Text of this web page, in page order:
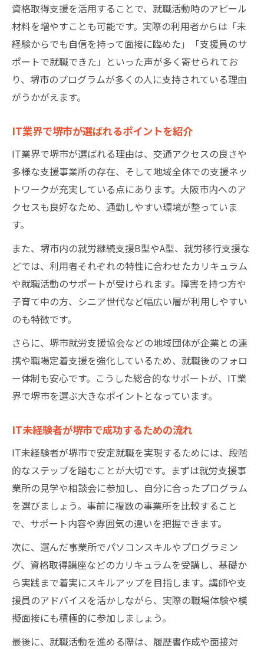
資格取得支援を活用することで、就職活動時のアピール
材料を増やすことも可能です。実際の利用者からは「未
経験からでも自信を持って面接に臨めた」「支援員のサ
ポートで就職できた」といった声が多く寄せられてお
り、堺市のプログラムが多くの人に支持されている理由
がうかがえます。
IT業界で堺市が選ばれるポイントを紹介
IT業界で堺市が選ばれる理由は、交通アクセスの良さや
多様な支援事業所の存在、そして地域全体での支援ネッ
トワークが充実している点にあります。大阪市内へのア
クセスも良好なため、通勤しやすい環境が整っていま
す。
また、堺市内の就労継続支援B型やA型、就労移行支援な
どでは、利用者それぞれの特性に合わせたカリキュラム
や就職活動のサポートが受けられます。障害を持つ方や
子育て中の方、シニア世代など幅広い層が利用しやすい
のも特徴です。
さらに、堺市就労支援協会などの地域団体が企業との連
携や職場定着支援を強化しているため、就職後のフォロ
ー体制も安心です。こうした総合的なサポートが、IT業
界で堺市を選ぶ大きなポイントとなっています。
IT未経験者が堺市で成功するための流れ
IT未経験者が堺市で安定就職を実現するためには、段階
的なステップを踏むことが大切です。まずは就労支援事
業所の見学や相談会に参加し、自分に合ったプログラム
を選びましょう。事前に複数の事業所を比較すること
で、サポート内容や雰囲気の違いを把握できます。
次に、選んだ事業所でパソコンスキルやプログラミン
グ、資格取得講座などのカリキュラムを受講し、基礎か
ら実践まで着実にスキルアップを目指します。講師や支
援員のアドバイスを活かしながら、実際の職場体験や模
擬面接にも積極的に参加しましょう。
最後に、就職活動を進める際は、履歴書作成や面接対